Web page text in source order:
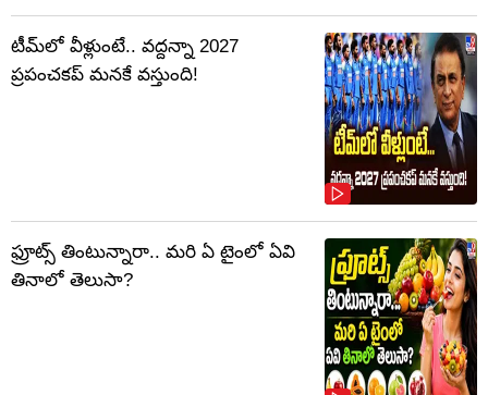
టీమ్‌లో వీళ్లుంటే.. వద్దన్నా 2027
ప్రపంచకప్‌ మనకే వస్తుంది!
ఫ్రూట్స్‌ తింటున్నారా.. మరి ఏ టైంలో ఏవి
తినాలో తెలుసా?